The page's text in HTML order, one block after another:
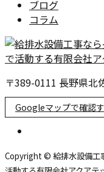
ブログ
コラム
〒389-0111 長野県北
Googleマップで確認
Copyright © 給排水設備工